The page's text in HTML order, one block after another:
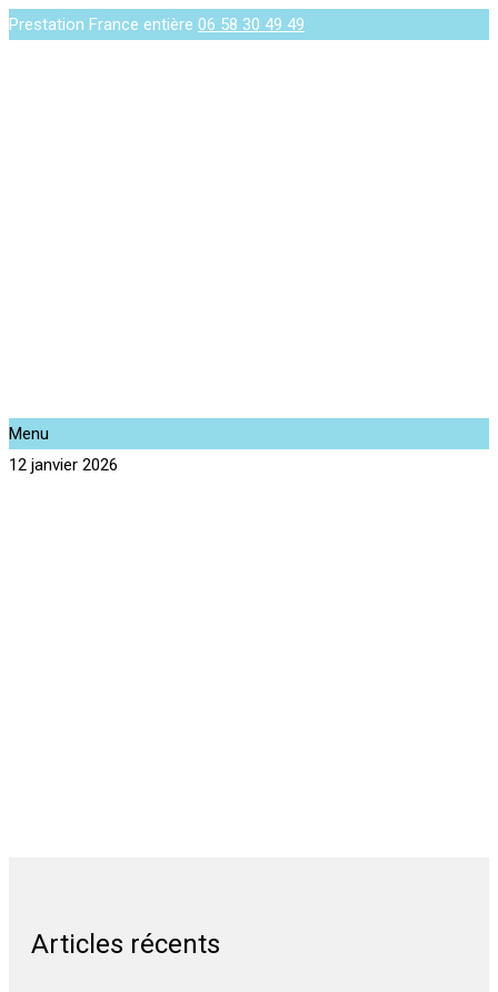
Prestation France entière 06 58 30 49 49
Menu
12 janvier 2026
Articles récents